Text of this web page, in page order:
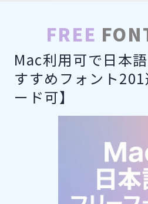
FREE
Mac利用可で日本
すすめフォント
ード可】